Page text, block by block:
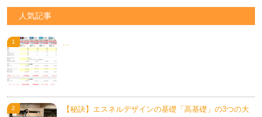
人気記事
【秘訣】エスネルデザインの基礎「高基礎」の3つの大